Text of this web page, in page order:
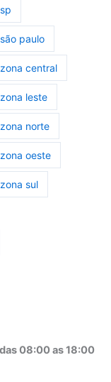
paulo
central
leste
norte
oeste
sul
08:00 as 18:00